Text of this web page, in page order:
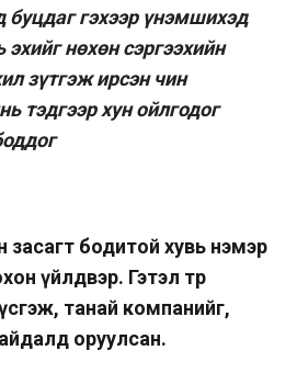
буцдаг гэхээр үнэмшихэд
эхийг нөхөн сэргээхийн
зүтгэж ирсэн чин
тэдгээр хун ойлгодог
бодитой хувь нэмэр
үйлдвэр. Гэтэл төр
танай компанийг,
оруулсан.